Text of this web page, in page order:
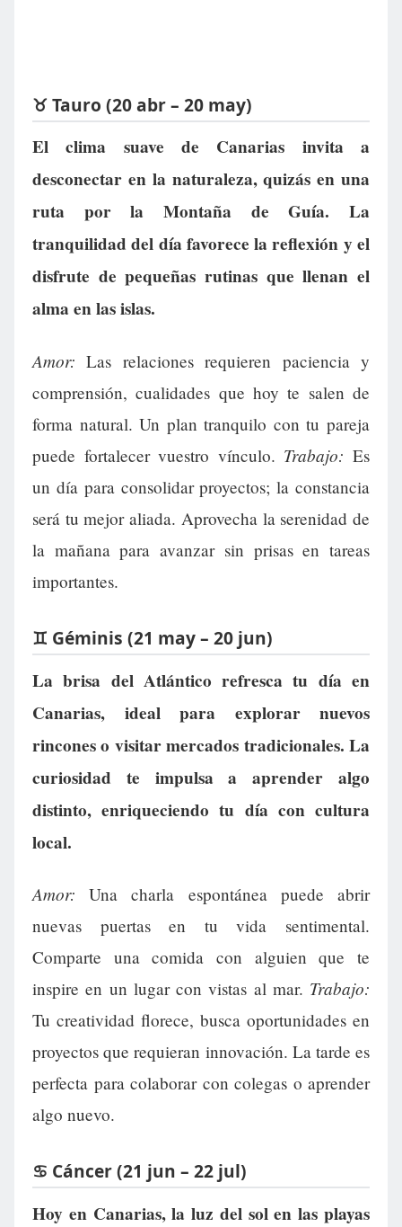
♉ Tauro (20 abr – 20 may)
El clima suave de Canarias invita a
desconectar en la naturaleza, quizás en una
ruta por la Montaña de Guía. La
tranquilidad del día favorece la reflexión y el
disfrute de pequeñas rutinas que llenan el
alma en las islas.
Amor: Las relaciones requieren paciencia y
comprensión, cualidades que hoy te salen de
forma natural. Un plan tranquilo con tu pareja
puede fortalecer vuestro vínculo. Trabajo: Es
un día para consolidar proyectos; la constancia
será tu mejor aliada. Aprovecha la serenidad de
la mañana para avanzar sin prisas en tareas
importantes.
♊ Géminis (21 may – 20 jun)
La brisa del Atlántico refresca tu día en
Canarias, ideal para explorar nuevos
rincones o visitar mercados tradicionales. La
curiosidad te impulsa a aprender algo
distinto, enriqueciendo tu día con cultura
local.
Amor: Una charla espontánea puede abrir
nuevas puertas en tu vida sentimental.
Comparte una comida con alguien que te
inspire en un lugar con vistas al mar. Trabajo:
Tu creatividad florece, busca oportunidades en
proyectos que requieran innovación. La tarde es
perfecta para colaborar con colegas o aprender
algo nuevo.
♋ Cáncer (21 jun – 22 jul)
Hoy en Canarias, la luz del sol en las playas